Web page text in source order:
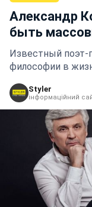
Александр
быть
Известный поэт-
философии в
Styler
інформаційний